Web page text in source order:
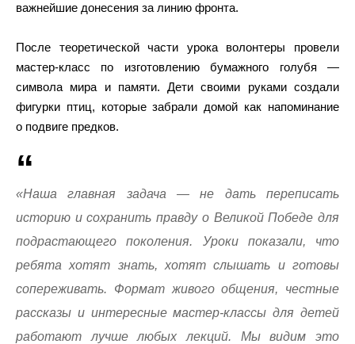
важнейшие донесения за линию фронта.
После теоретической части урока волонтеры провели
мастер-класс по изготовлению бумажного голубя —
символа мира и памяти. Дети своими руками создали
фигурки птиц, которые забрали домой как напоминание
о подвиге предков.
«Наша главная задача — не дать переписать
историю и сохранить правду о Великой Победе для
подрастающего поколения. Уроки показали, что
ребята хотят знать, хотят слышать и готовы
сопереживать. Формат живого общения, честные
рассказы и интересные мастер-классы для детей
работают лучше любых лекций. Мы видим это